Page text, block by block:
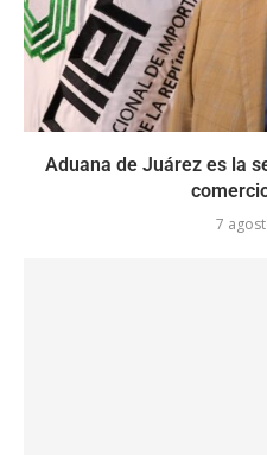
Aduana de Juárez es la
7